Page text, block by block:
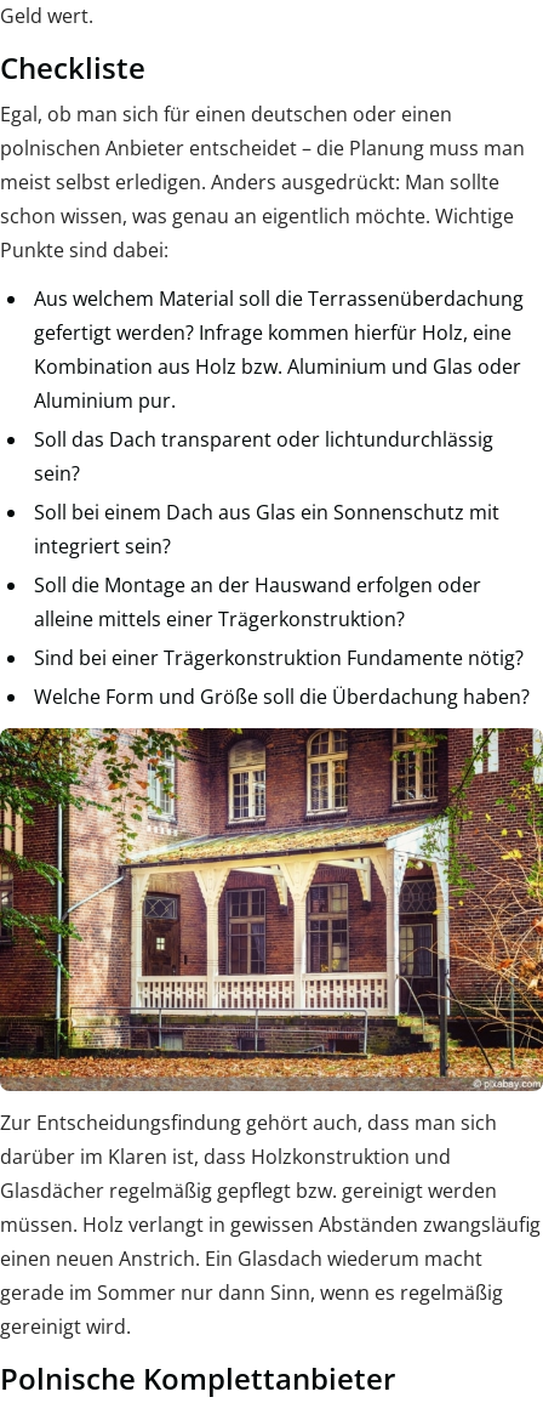
Geld wert.
Checkliste
Egal, ob man sich für einen deutschen oder einen
polnischen Anbieter entscheidet – die Planung muss man
meist selbst erledigen. Anders ausgedrückt: Man sollte
schon wissen, was genau an eigentlich möchte. Wichtige
Punkte sind dabei:
Aus welchem Material soll die Terrassenüberdachung
gefertigt werden? Infrage kommen hierfür Holz, eine
Kombination aus Holz bzw. Aluminium und Glas oder
Aluminium pur.
Soll das Dach transparent oder lichtundurchlässig
sein?
Soll bei einem Dach aus Glas ein Sonnenschutz mit
integriert sein?
Soll die Montage an der Hauswand erfolgen oder
alleine mittels einer Trägerkonstruktion?
Sind bei einer Trägerkonstruktion Fundamente nötig?
Welche Form und Größe soll die Überdachung haben?
Zur Entscheidungsfindung gehört auch, dass man sich
darüber im Klaren ist, dass Holzkonstruktion und
Glasdächer regelmäßig gepflegt bzw. gereinigt werden
müssen. Holz verlangt in gewissen Abständen zwangsläufig
einen neuen Anstrich. Ein Glasdach wiederum macht
gerade im Sommer nur dann Sinn, wenn es regelmäßig
gereinigt wird.
Polnische Komplettanbieter